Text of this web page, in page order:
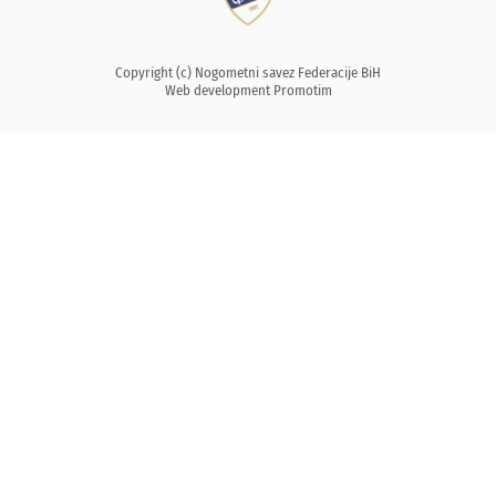
Copyright (c) Nogometni savez Federacije BiH
Web development Promotim